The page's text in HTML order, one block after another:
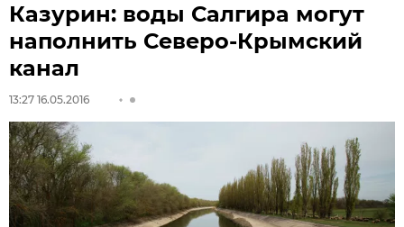
Казурин: воды Салгира могут
наполнить Северо-Крымский
канал
13:27 16.05.2016